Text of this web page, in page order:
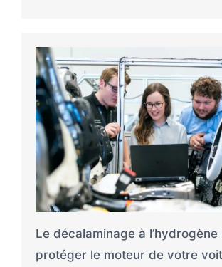
Le décalaminage à
protéger le moteur de votre